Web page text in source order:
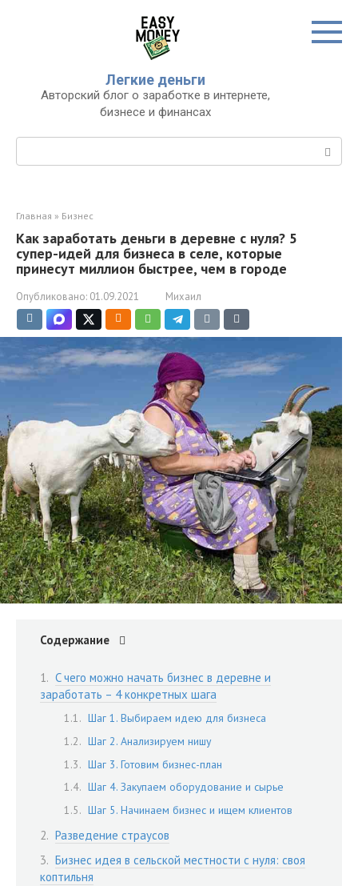
Легкие деньги
Авторский блог о заработке в интернете,
бизнесе и финансах
Поиск:
Главная » Бизнес
Как заработать деньги в деревне с нуля? 5
супер-идей для бизнеса в селе, которые
принесут миллион быстрее, чем в городе
Опубликовано: 01.09.2021 Михаил
Содержание
C чего можно начать бизнес в деревне и
заработать – 4 конкретных шага
Шаг 1. Выбираем идею для бизнеса
Шаг 2. Анализируем нишу
Шаг 3. Готовим бизнес-план
Шаг 4. Закупаем оборудование и сырье
Шаг 5. Начинаем бизнес и ищем клиентов
Разведение страусов
Бизнес идея в сельской местности с нуля: своя
коптильня